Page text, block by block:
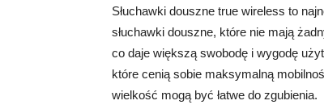
Słuchawki douszne true wireless to
słuchawki douszne, które nie mają
co daje większą swobodę i wygodę
które cenią sobie maksymalną
wielkość mogą być łatwe do zgubienia.